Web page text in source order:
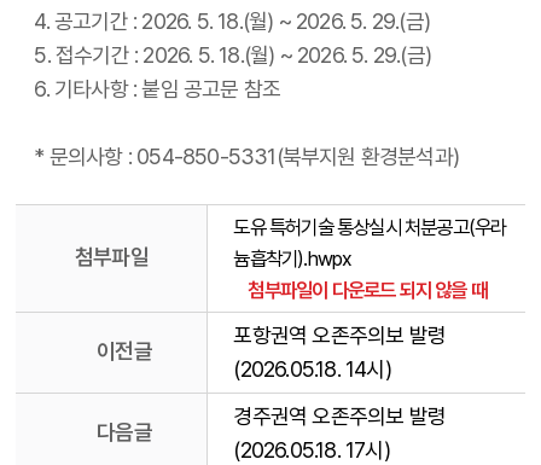
4. 공고기간 : 2026. 5. 18.(월) ~ 2026. 5. 29.(금)
5. 접수기간 : 2026. 5. 18.(월) ~ 2026. 5. 29.(금)
6. 기타사항 : 붙임 공고문 참조
* 문의사항 : 054-850-5331(북부지원 환경분석과)
첨부파일
도유 특허기술 통상실시 처분공고(우라
늄흡착기).hwpx
첨부파일이 다운로드 되지 않을 때
이전글
포항권역 오존주의보 발령
(2026.05.18. 14시)
다음글
경주권역 오존주의보 발령
(2026.05.18. 17시)